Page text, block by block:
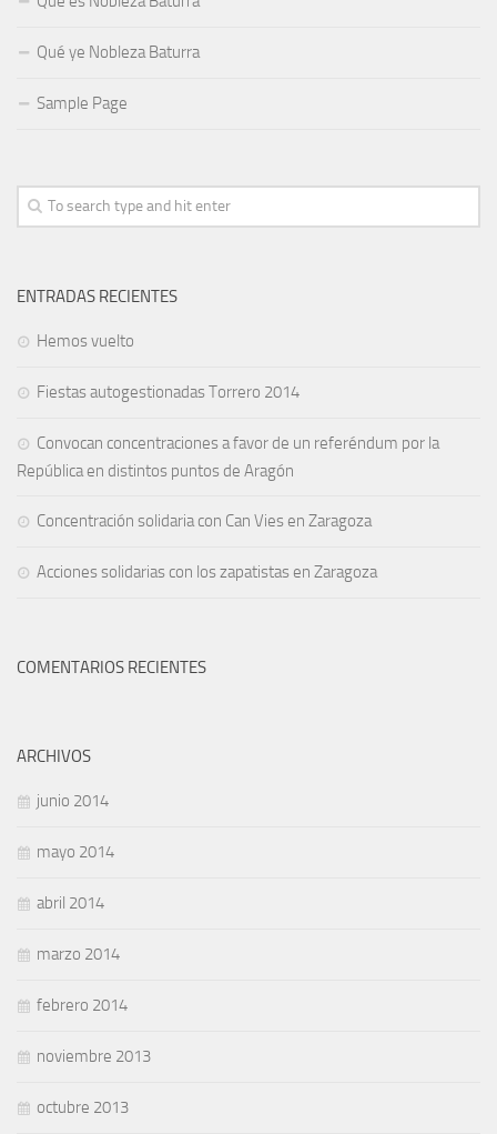
Qué ye Nobleza Baturra
Sample Page
ENTRADAS RECIENTES
Hemos vuelto
Fiestas autogestionadas Torrero 2014
Convocan concentraciones a favor de un referéndum por la
República en distintos puntos de Aragón
Concentración solidaria con Can Vies en Zaragoza
Acciones solidarias con los zapatistas en Zaragoza
COMENTARIOS RECIENTES
ARCHIVOS
junio 2014
mayo 2014
abril 2014
marzo 2014
febrero 2014
noviembre 2013
octubre 2013